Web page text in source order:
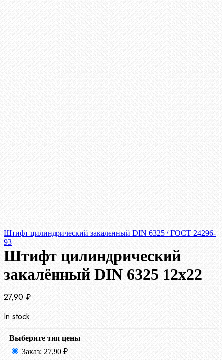
Штифт цилиндрический закаленный DIN 6325 / ГОСТ 24296-
93
Штифт цилиндрический
закалённый DIN 6325 12х22
27,90 ₽
In stock
Выберите тип цены
Заказ: 27,90 ₽